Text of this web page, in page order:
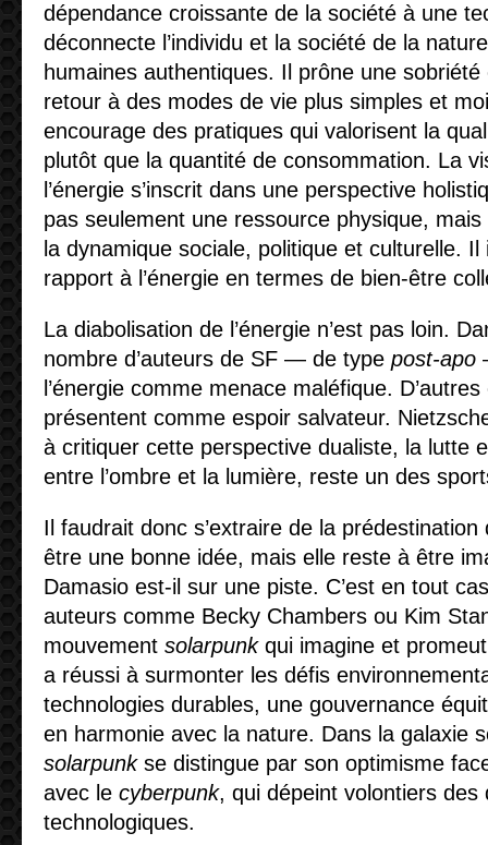
dépendance croissante de la société à une
déconnecte l’individu et la société de la
humaines authentiques. Il prône une
retour à des modes de vie plus simples et
encourage des pratiques qui valorisent la
plutôt que la quantité de consommation. La
l’énergie s’inscrit dans une perspective
pas seulement une ressource physique,
la dynamique sociale, politique et culturelle.
rapport à l’énergie en termes de bien-être
La diabolisation de l’énergie n’est pas loin.
nombre d’auteurs de SF — de type post-apo
l’énergie comme menace maléfique.
présentent comme espoir salvateur.
à critiquer cette perspective dualiste, la lutte
entre l’ombre et la lumière, reste un des
Il faudrait donc s’extraire de la
être une bonne idée, mais elle reste à être
Damasio est-il sur une piste. C’est en tout
auteurs comme Becky Chambers ou Kim
mouvement solarpunkqui imagine et
a réussi à surmonter les défis
technologies durables, une gouvernance
en harmonie avec la nature. Dans la galaxie
solarpunkse distingue par son optimisme
avec le cyberpunk, qui dépeint volontiers des
technologiques.